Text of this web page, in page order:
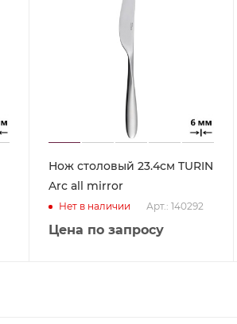
Нож столовый 23.4см TURIN
Arc all mirror
Нет в наличии Арт.: 140292
Цена по запросу